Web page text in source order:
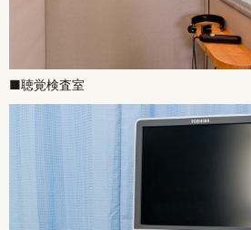
■聴覚検査室